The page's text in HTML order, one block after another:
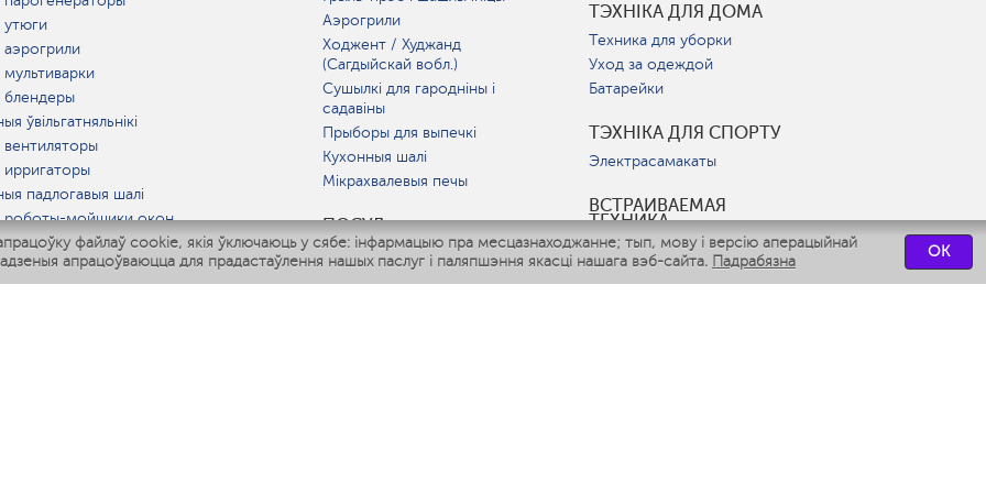
файлаў cookie, якія ўключаюць у сябе: інфармацыю пра месцазнаходжанне; тып, мову і версію аперацыйнай
апрацоўваюцца для прадастаўлення нашых паслуг і паляпшэння якасці нашага вэб-сайта. Падрабязна
OK
ўвільгатняльнікі
падлогавыя шалі
роботы-мойщики окон
мультиварки
IQ Home
Аэрогрили
Ходжент / Худжанд
(Сагдыйскай вобл.)
Сушылкі для гародніны і
садавіны
Прыборы для выпечкі
Кухонныя шалі
Мікрахвалевыя печы
ПОСУД
ТЭХНІКА ДЛЯ ДОМА
Техника для уборки
Уход за одеждой
Батарейки
ТЭХНІКА ДЛЯ СПОРТУ
Электрасамакаты
ВСТРАИВАЕМАЯ
ТЕХНИКА
Вытяжки
Варочные панели